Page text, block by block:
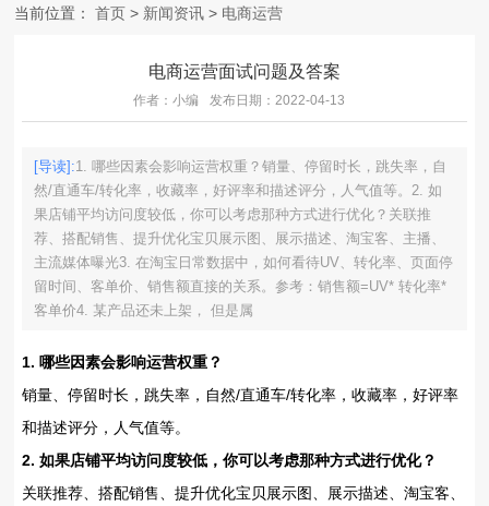
当前位置： 首页 > 新闻资讯 > 电商运营
电商运营面试问题及答案
作者：小编 发布日期：2022-04-13
[导读]:1. 哪些因素会影响运营权重？销量、停留时长，跳失率，自
然/直通车/转化率，收藏率，好评率和描述评分，人气值等。2. 如
果店铺平均访问度较低，你可以考虑那种方式进行优化？关联推
荐、搭配销售、提升优化宝贝展示图、展示描述、淘宝客、主播、
主流媒体曝光3. 在淘宝日常数据中，如何看待UV、转化率、页面停
留时间、客单价、销售额直接的关系。参考：销售额=UV* 转化率*
客单价4. 某产品还未上架， 但是属
1. 哪些因素会影响运营权重？
销量、停留时长，跳失率，自然/直通车/转化率，收藏率，好评率
和描述评分，人气值等。
2. 如果店铺平均访问度较低，你可以考虑那种方式进行优化？
关联推荐、搭配销售、提升优化宝贝展示图、展示描述、淘宝客、